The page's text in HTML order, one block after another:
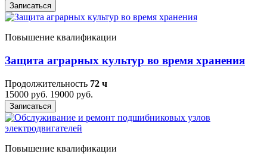
Записаться
Повышение квалификации
Защита аграрных культур во время хранения
Продолжительность 72 ч
15000 руб. 19000 руб.
Записаться
Повышение квалификации